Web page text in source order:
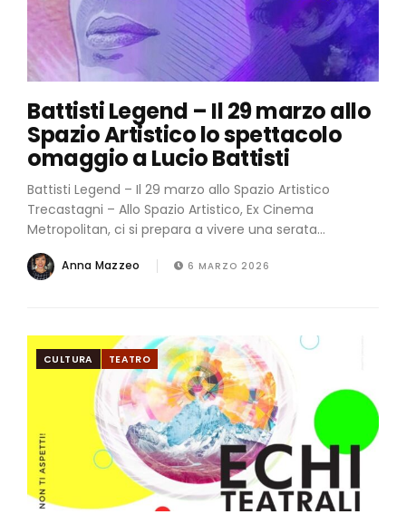
Battisti Legend – Il 29 marzo allo
Spazio Artistico lo spettacolo
omaggio a Lucio Battisti
Battisti Legend – Il 29 marzo allo Spazio Artistico
Trecastagni – Allo Spazio Artistico, Ex Cinema
Metropolitan, ci si prepara a vivere una serata...
Anna Mazzeo 6 MARZO 2026
CULTURA TEATRO